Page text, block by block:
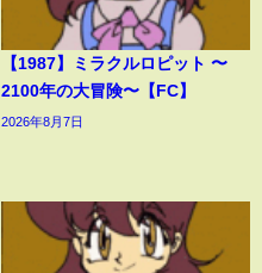
【1987】ミラクルロピット 〜
2100年の大冒険〜【FC】
2026年8月7日